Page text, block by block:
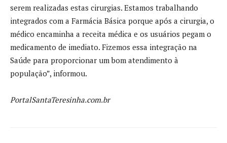
serem realizadas estas cirurgias. Estamos trabalhando
integrados com a Farmácia Básica porque após a cirurgia, o
médico encaminha a receita médica e os usuários pegam o
medicamento de imediato. Fizemos essa integração na
Saúde para proporcionar um bom atendimento à
população”, informou.
PortalSantaTeresinha.com.br